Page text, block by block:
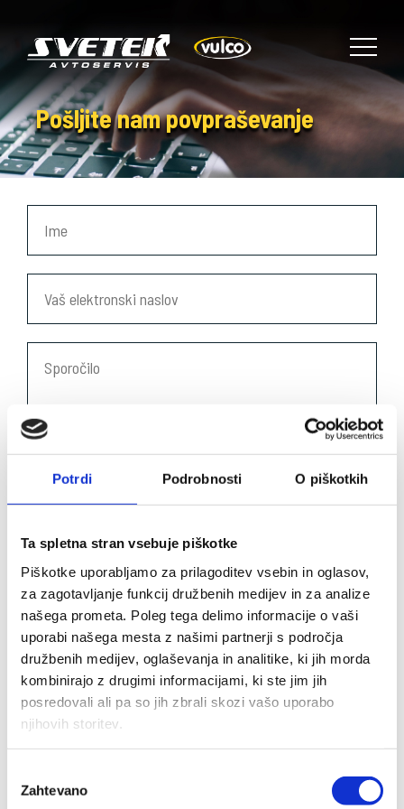
Potrdi Podrobnosti O piškotkih
Ta spletna stran vsebuje piškotke
Piškotke uporabljamo za prilagoditev vsebin in oglasov,
za zagotavljanje funkcij družbenih medijev in za analize
našega prometa. Poleg tega delimo informacije o vaši
uporabi našega mesta z našimi partnerji s področja
družbenih medijev, oglaševanja in analitike, ki jih morda
kombinirajo z drugimi informacijami, ki ste jim jih
posredovali ali pa so jih zbrali skozi vašo uporabo
njihovih storitev.
soglasja
Zahtevano
Pošljite nam povpraševanje
POŠLJI
Avto-Svetek Studenec d.o.o.
Studenec 11, 1260 Ljubljana - Polje
M:+386 31 33 77 02
T:+386 1 529 13 60
E:info@avto-svetek.si